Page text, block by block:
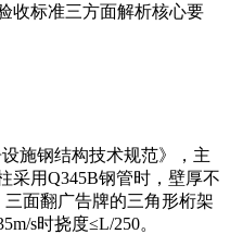
收标准三方面解析核心要
施钢结构技术规范》，主
采用Q345B钢管时，壁厚不
三面翻广告牌的三角形桁架
s时挠度≤L/250。